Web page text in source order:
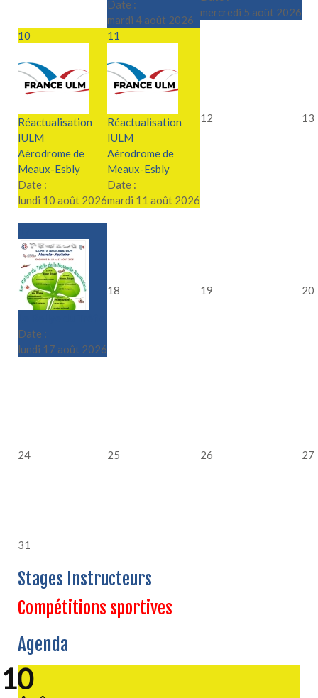
Date :
mardi 4 août 2026
mercredi 5 août 2026
10
Réactualisation
IULM
Aérodrome de
Meaux-Esbly
Date :
lundi 10 août 2026
11
Réactualisation
IULM
Aérodrome de
Meaux-Esbly
Date :
mardi 11 août 2026
12 13
Date :
lundi 17 août 2026
18 19 20
24 25 26 27
31
Stages Instructeurs
Compétitions sportives
Agenda
10